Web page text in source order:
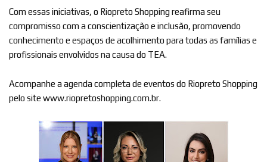
Com essas iniciativas, o Riopreto Shopping reafirma seu
compromisso com a conscientização e inclusão, promovendo
conhecimento e espaços de acolhimento para todas as famílias e
profissionais envolvidos na causa do TEA.
Acompanhe a agenda completa de eventos do Riopreto Shopping
pelo site www.riopretoshopping.com.br.